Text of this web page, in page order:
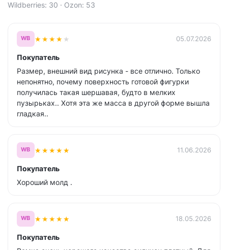
Wildberries: 30 · Ozon: 53
WB ★★★★ ★ 05.07.2026
Покупатель
Размер, внешний вид рисунка - все отлично. Только
непонятно, почему поверхность готовой фигурки
получилась такая шершавая, будто в мелких
пузырьках.. Хотя эта же масса в другой форме вышла
гладкая..
WB ★★★★★ 11.06.2026
Покупатель
Хороший молд .
WB ★★★★★ 18.05.2026
Покупатель